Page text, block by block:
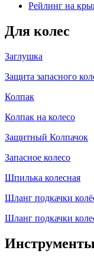
Рейлинг на
Для колес
Заглушка
Защита запасного
Колпак
Колпак на колесо
Защитный Колпачок
Запасное колесо
Шпилька колесная
Шланг подкачки
Шланг подкачки